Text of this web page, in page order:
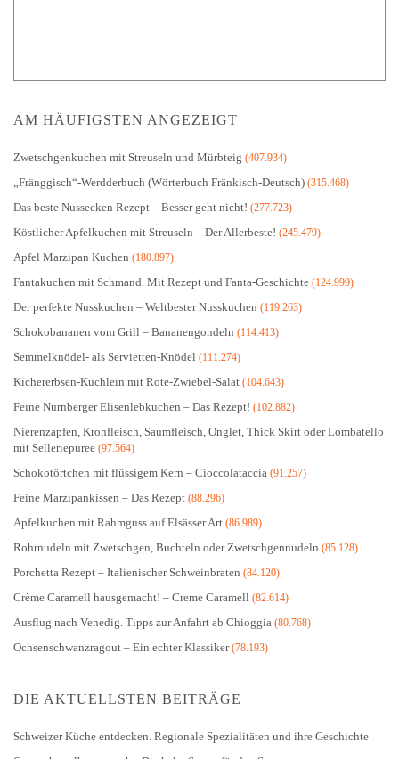
AM HÄUFIGSTEN ANGEZEIGT
Zwetschgenkuchen mit Streuseln und Mürbteig (407.934)
„Fränggisch“-Werdderbuch (Wörterbuch Fränkisch-Deutsch) (315.468)
Das beste Nussecken Rezept – Besser geht nicht! (277.723)
Köstlicher Apfelkuchen mit Streuseln – Der Allerbeste! (245.479)
Apfel Marzipan Kuchen (180.897)
Fantakuchen mit Schmand. Mit Rezept und Fanta-Geschichte (124.999)
Der perfekte Nusskuchen – Weltbester Nusskuchen (119.263)
Schokobananen vom Grill – Bananengondeln (114.413)
Semmelknödel- als Servietten-Knödel (111.274)
Kichererbsen-Küchlein mit Rote-Zwiebel-Salat (104.643)
Feine Nürnberger Elisenlebkuchen – Das Rezept! (102.882)
Nierenzapfen, Kronfleisch, Saumfleisch, Onglet, Thick Skirt oder Lombatello
mit Selleriepüree (97.564)
Schokotörtchen mit flüssigem Kern – Cioccolataccia (91.257)
Feine Marzipankissen – Das Rezept (88.296)
Apfelkuchen mit Rahmguss auf Elsässer Art (86.989)
Rohrnudeln mit Zwetschgen, Buchteln oder Zwetschgennudeln (85.128)
Porchetta Rezept – Italienischer Schweinbraten (84.120)
Crème Caramell hausgemacht! – Creme Caramell (82.614)
Ausflug nach Venedig. Tipps zur Anfahrt ab Chioggia (80.768)
Ochsenschwanzragout – Ein echter Klassiker(78.193)
DIE AKTUELLSTEN BEITRÄGE
Schweizer Küche entdecken. Regionale Spezialitäten und ihre Geschichte